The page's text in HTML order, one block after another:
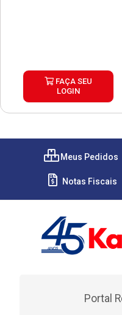
FAÇA SEU
LOGIN
Meus Pedidos
Notas Fiscais
Portal